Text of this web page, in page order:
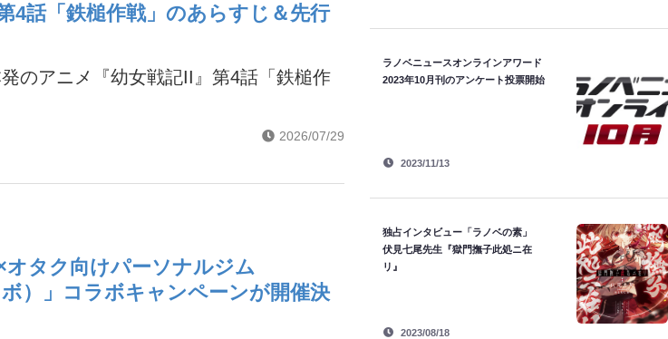
4話「鉄槌作戦」のあらすじ＆先行
のアニメ『幼女戦記II』第4話「鉄槌作
2026/07/29
オタク向けパーソナルジム
）」コラボキャンペーンが開催決
ラノベニュースオンラインアワード
2023年10月刊のアンケート投票開始
2023/11/13
独占インタビュー「ラノベの素」
伏見七尾先生『獄門撫子此処ニ在
リ』
2023/08/18